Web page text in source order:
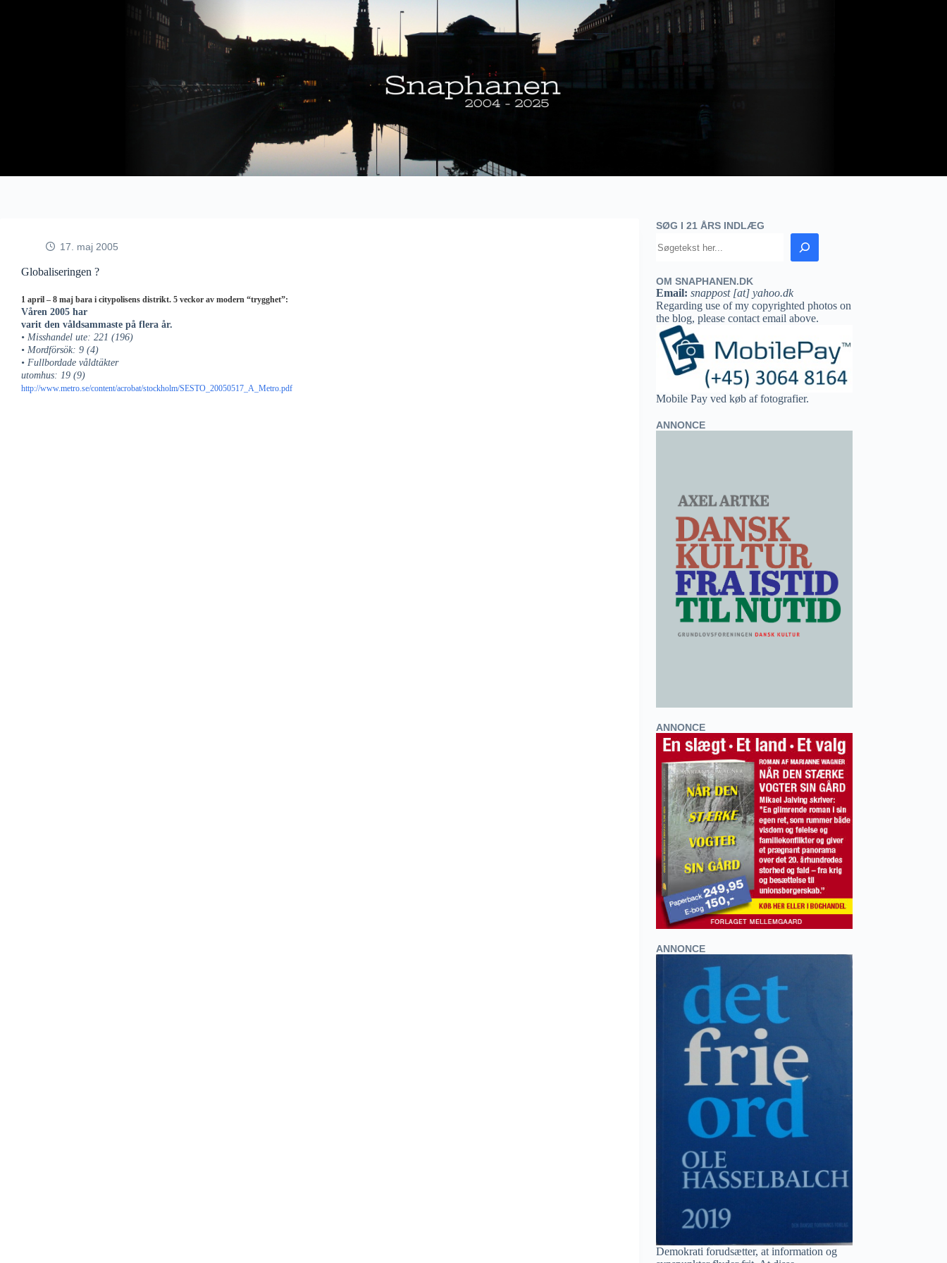
17. maj 2005
Globaliseringen ?
1 april – 8 maj bara i citypolisens distrikt. 5 veckor av modern “trygghet”:
Våren 2005 har
varit den våldsammaste på flera år.
• Misshandel ute: 221 (196)
• Mordförsök: 9 (4)
• Fullbordade våldtäkter
utomhus: 19 (9)
http://www.metro.se/content/acrobat/stockholm/SESTO_20050517_A_Metro.pdf
SØG I 21 ÅRS INDLÆG
OM SNAPHANEN.DK
Email: snappost [at] yahoo.dk
Regarding use of my copyrighted photos on
the blog, please contact email above.
Mobile Pay ved køb af fotografier.
ANNONCE
ANNONCE
ANNONCE
Demokrati forudsætter, at information og